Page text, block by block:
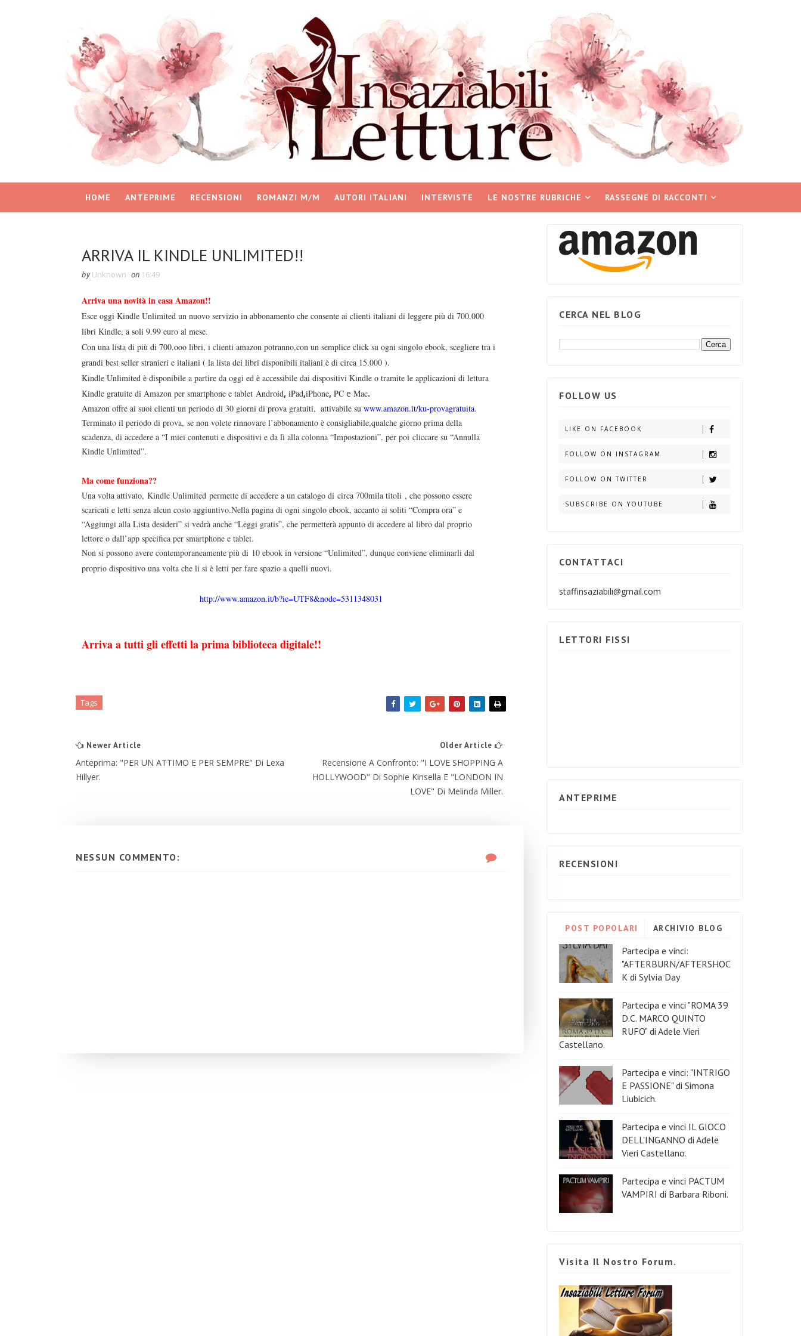
HOME ANTEPRIME RECENSIONI ROMANZI M/M AUTORI ITALIANI INTERVISTE LE NOSTRE RUBRICHE RASSEGNE DI RACCONTI
ARRIVA IL KINDLE UNLIMITED!!
by Unknown on 16:49
Arriva una novità in casa Amazon!!
Esce oggi Kindle Unlimited un nuovo servizio in abbonamento che consente ai clienti italiani di leggere più di 700.000
libri Kindle, a soli 9.99 euro al mese.
Con una lista di più di 700.ooo libri, i clienti amazon potranno,con un semplice click su ogni singolo ebook, scegliere tra i
grandi best seller stranieri e italiani ( la lista dei libri disponibili italiani è di circa 15.000 ).
Kindle Unlimited è disponibile a partire da oggi ed è accessibile dai dispositivi Kindle o tramite le applicazioni di lettura
Kindle gratuite di Amazon per smartphone e tablet Android, iPad,iPhone, PC e Mac.
Amazon offre ai suoi clienti un periodo di 30 giorni di prova gratuiti, attivabile su www.amazon.it/ku-provagratuita.
Terminato il periodo di prova, se non volete rinnovare l’abbonamento è consigliabile,qualche giorno prima della
scadenza, di accedere a “I miei contenuti e dispositivi e da lì alla colonna “Impostazioni”, per poi cliccare su “Annulla
Kindle Unlimited”.
Ma come funziona??
Una volta attivato, Kindle Unlimited permette di accedere a un catalogo di circa 700mila titoli , che possono essere
scaricati e letti senza alcun costo aggiuntivo.Nella pagina di ogni singolo ebook, accanto ai soliti “Compra ora” e
“Aggiungi alla Lista desideri” si vedrà anche “Leggi gratis”, che permetterà appunto di accedere al libro dal proprio
lettore o dall’app specifica per smartphone e tablet.
Non si possono avere contemporaneamente più di 10 ebook in versione “Unlimited”, dunque conviene eliminarli dal
proprio dispositivo una volta che li si è letti per fare spazio a quelli nuovi.
http://www.amazon.it/b?ie=UTF8&node=5311348031
Arriva a tutti gli effetti la prima biblioteca digitale!!
Tags
Newer Article
Anteprima: "PER UN ATTIMO E PER SEMPRE" Di Lexa
Hillyer.
Older Article
Recensione A Confronto: "I LOVE SHOPPING A
HOLLYWOOD" Di Sophie Kinsella E "LONDON IN
LOVE" Di Melinda Miller.
NESSUN COMMENTO:
CERCA NEL BLOG
FOLLOW US
LIKE ON FACEBOOK
FOLLOW ON INSTAGRAM
FOLLOW ON TWITTER
SUBSCRIBE ON YOUTUBE
CONTATTACI
staffinsaziabili@gmail.com
LETTORI FISSI
ANTEPRIME
RECENSIONI
POST POPOLARI ARCHIVIO BLOG
Partecipa e vinci:
"AFTERBURN/AFTERSHOC
K di Sylvia Day
Partecipa e vinci "ROMA 39
D.C. MARCO QUINTO
RUFO" di Adele Vieri
Castellano.
Partecipa e vinci: "INTRIGO
E PASSIONE" di Simona
Liubicich.
Partecipa e vinci IL GIOCO
DELL'INGANNO di Adele
Vieri Castellano.
Partecipa e vinci PACTUM
VAMPIRI di Barbara Riboni.
Visita Il Nostro Forum.